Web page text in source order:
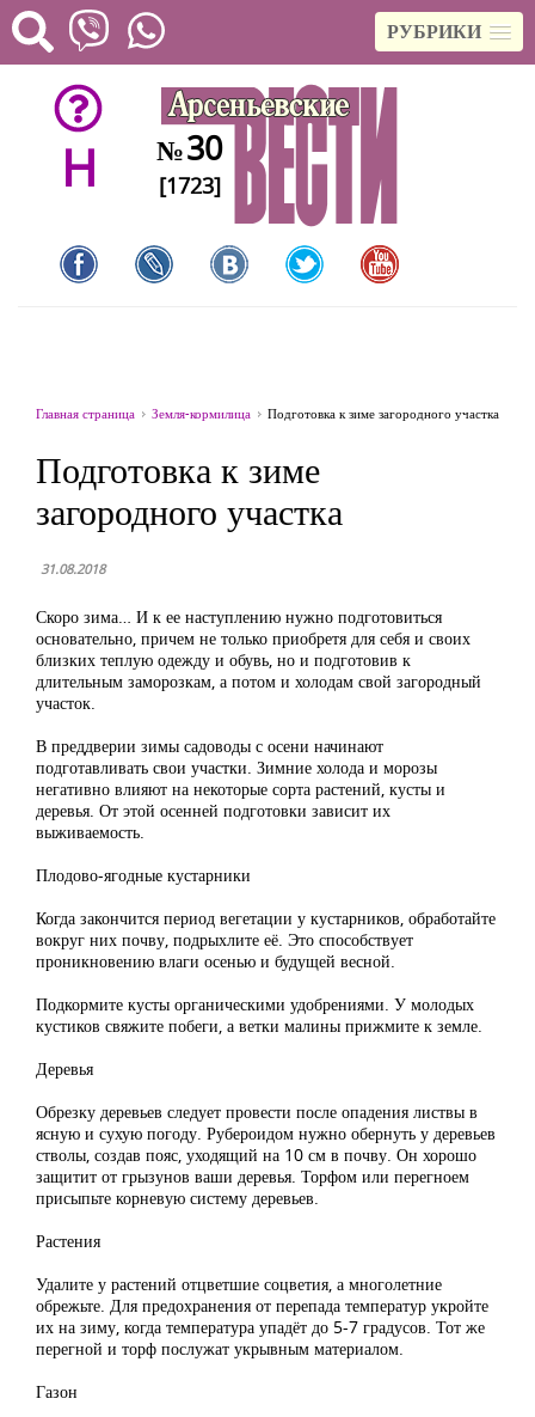
РУБРИКИ
H №30
[1723]
Главная страница Земля-кормилица Подготовка к зиме загородного участка
Подготовка к зиме
загородного участка
31.08.2018
Скоро зима… И к ее наступлению нужно подготовиться
основательно, причем не только приобретя для себя и своих
близких теплую одежду и обувь, но и подготовив к
длительным заморозкам, а потом и холодам свой загородный
участок.
В преддверии зимы садоводы с осени начинают
подготавливать свои участки. Зимние холода и морозы
негативно влияют на некоторые сорта растений, кусты и
деревья. От этой осенней подготовки зависит их
выживаемость.
Плодово-ягодные кустарники
Когда закончится период вегетации у кустарников, обработайте
вокруг них почву, подрыхлите её. Это способствует
проникновению влаги осенью и будущей весной.
Подкормите кусты органическими удобрениями. У молодых
кустиков свяжите побеги, а ветки малины прижмите к земле.
Деревья
Обрезку деревьев следует провести после опадения листвы в
ясную и сухую погоду. Рубероидом нужно обернуть у деревьев
стволы, создав пояс, уходящий на 10 см в почву. Он хорошо
защитит от грызунов ваши деревья. Торфом или перегноем
присыпьте корневую систему деревьев.
Растения
Удалите у растений отцветшие соцветия, а многолетние
обрежьте. Для предохранения от перепада температур укройте
их на зиму, когда температура упадёт до 5-7 градусов. Тот же
перегной и торф послужат укрывным материалом.
Газон